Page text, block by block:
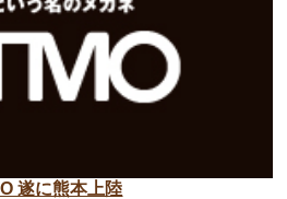
遂に熊本上陸